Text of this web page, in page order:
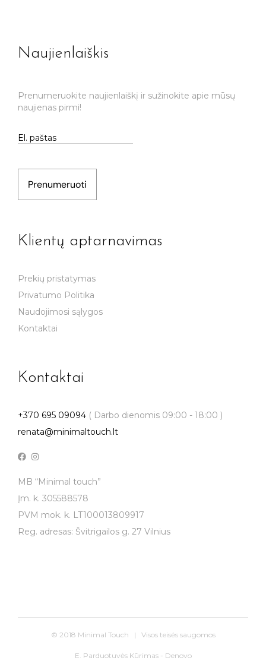
Naujienlaiškis
Prenumeruokite naujienlaiškį ir sužinokite apie mūsų
naujienas pirmi!
Prenumeruoti
Klientų aptarnavimas
Prekių pristatymas
Privatumo Politika
Naudojimosi sąlygos
Kontaktai
Kontaktai
+370 695 09094 ( Darbo dienomis 09:00 - 18:00 )
renata@minimaltouch.lt
MB “Minimal touch”
Įm. k. 305588578
PVM mok. k. LT100013809917
Reg. adresas: Švitrigailos g. 27 Vilnius
© 2018 Minimal Touch | Visos teisės saugomos
E. Parduotuvės Kūrimas - Denovo